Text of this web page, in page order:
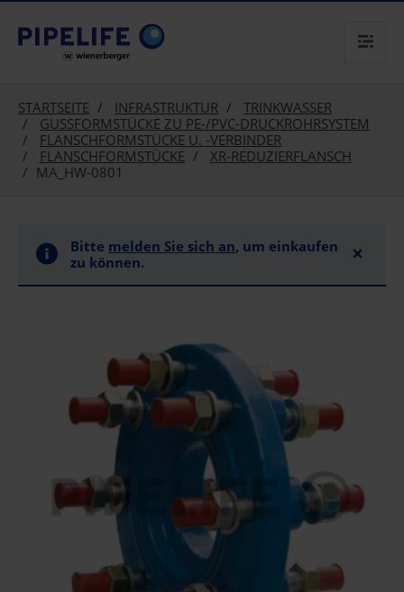
text.skipToContent
text.skipToNavigation
STARTSEITE INFRASTRUKTUR
TRINKWASSER
GUSSFORMSTÜCKE ZU PE-/PVC-DRUCKROHRSYSTEM
FLANSCHFORMSTÜCKE U. -VERBINDER
FLANSCHFORMSTÜCKE
XR-REDUZIERFLANSCH
MA_HW-0801
Bitte melden Sie sich an, um einkaufen
zu können.
×